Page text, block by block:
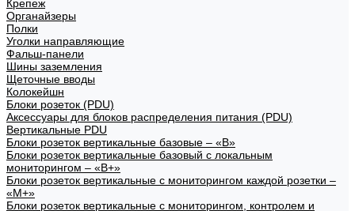
Крепеж
Органайзеры
Полки
Уголки направляющие
Фальш-панели
Шины заземления
Щеточные вводы
Колокейшн
Блоки розеток (PDU)
Аксессуары для блоков распределения питания (PDU)
Вертикальные PDU
Блоки розеток вертикальные базовые – «В»
Блоки розеток вертикальные базовый с локальным
мониторингом – «В+»
Блоки розеток вертикальные с мониторингом каждой розетки –
«М+»
Блоки розеток вертикальные с мониторингом, контролем и